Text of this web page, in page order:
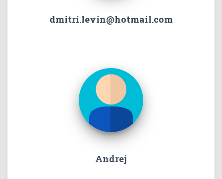
dmitri.levin@hotmail.com
Andrej